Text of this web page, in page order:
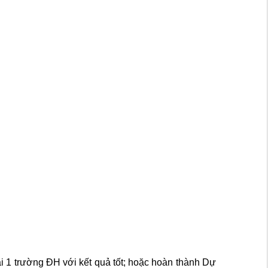
1 trường ĐH với kết quả tốt; hoặc hoàn thành Dự